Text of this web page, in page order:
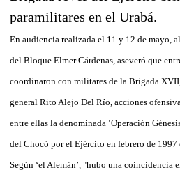
paramilitares en el Urabá.
En audiencia realizada el 11 y 12 de mayo,
del Bloque Elmer Cárdenas, aseveró que
coordinaron con militares de la Brigada
general Rito Alejo Del Río, acciones
entre ellas la denominada ‘Operación
del Chocó por el Ejército en febrero de 1997
Según ‘el Alemán’, "hubo una coincidencia